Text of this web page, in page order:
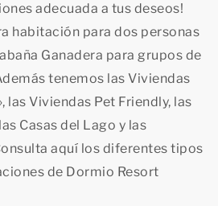
adecuada a tus deseos!
habitación para dos personas
Ganadera para grupos de
tenemos las Viviendas
las Viviendas Pet Friendly, las
Casas del Lago y las
aquí los diferentes tipos
de Dormio Resort